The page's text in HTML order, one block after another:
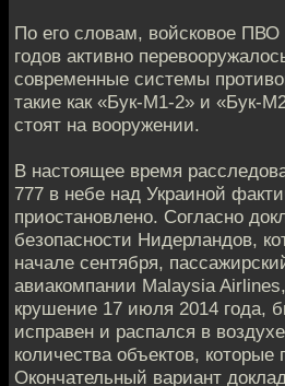
По его словам, войсковое ПВО
годов активно
современные системы
такие как «Бук-М1-2» и «Бук-
стоят на вооружении.
В настоящее время
777 в небе над Украиной
приостановлено. Согласно
безопасности Нидерландов,
начале сентября,
авиакомпании Malaysia
крушение 17 июля 2014 года,
исправен и распался в
количества объектов, которые
Окончательный вариант